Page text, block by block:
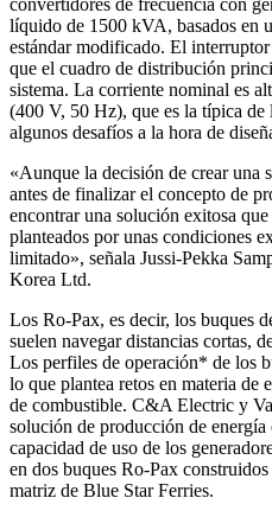
líquido de 1500 kVA, basados
estándar modificado. El
que el cuadro de distribución
sistema. La corriente nominal es
(400 V, 50 Hz), que es la típica
algunos desafíos a la hora de
«Aunque la decisión de crear una
antes de finalizar el concepto de
encontrar una solución exitosa
planteados por unas condiciones
limitado», señala Jussi-Pekka
Korea Ltd.
Los Ro-Pax, es decir, los buques
suelen navegar distancias cortas,
Los perfiles de operación* de los
lo que plantea retos en materia de
de combustible. C&A Electric y
solución de producción de
capacidad de uso de los
en dos buques Ro-Pax
matriz de Blue Star Ferries.